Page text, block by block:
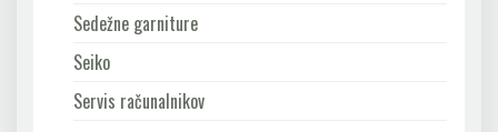
Sedežne garniture
Seiko
Servis računalnikov